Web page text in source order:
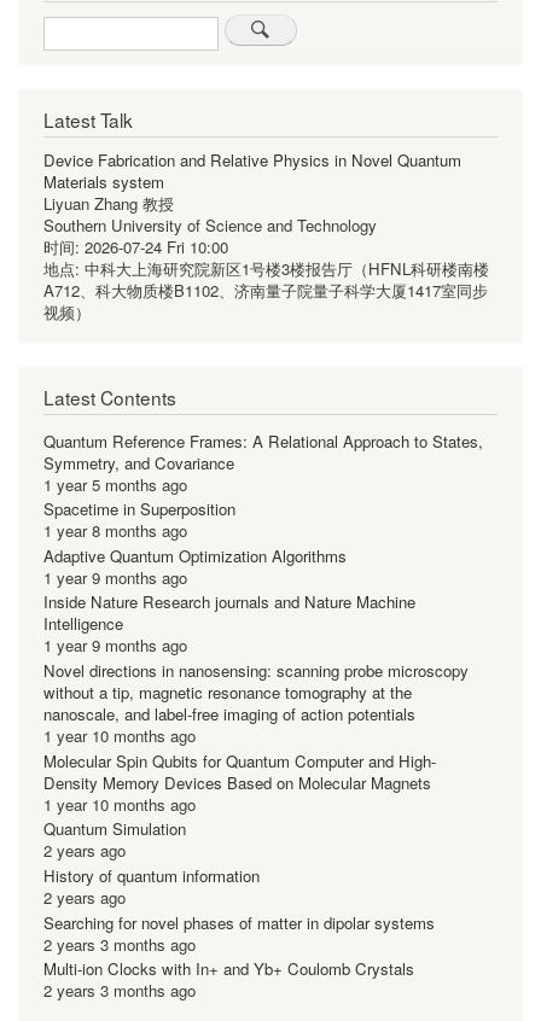
Search
Latest Talk
Device Fabrication and Relative Physics in Novel Quantum
Materials system
Liyuan Zhang 教授
Southern University of Science and Technology
时间: 2026-07-24 Fri 10:00
地点: 中科大上海研究院新区1号楼3楼报告厅（HFNL科研楼南楼
A712、科大物质楼B1102、济南量子院量子科学大厦1417室同步
视频）
Latest Contents
Quantum Reference Frames: A Relational Approach to States,
Symmetry, and Covariance
1 year 5 months ago
Spacetime in Superposition
1 year 8 months ago
Adaptive Quantum Optimization Algorithms
1 year 9 months ago
Inside Nature Research journals and Nature Machine
Intelligence
1 year 9 months ago
Novel directions in nanosensing: scanning probe microscopy
without a tip, magnetic resonance tomography at the
nanoscale, and label-free imaging of action potentials
1 year 10 months ago
Molecular Spin Qubits for Quantum Computer and High-
Density Memory Devices Based on Molecular Magnets
1 year 10 months ago
Quantum Simulation
2 years ago
History of quantum information
2 years ago
Searching for novel phases of matter in dipolar systems
2 years 3 months ago
Multi-ion Clocks with In+ and Yb+ Coulomb Crystals
2 years 3 months ago